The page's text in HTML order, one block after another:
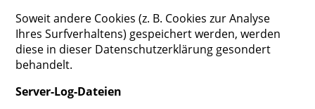
Soweit andere Cookies (z. B. Cookies zur Analyse
Ihres Surfverhaltens) gespeichert werden, werden
diese in dieser Datenschutzerklärung gesondert
behandelt.
Server-Log-Dateien